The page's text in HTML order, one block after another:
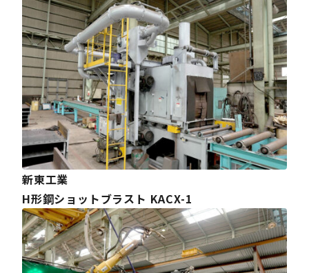
新東工業
H形鋼ショットブラスト KACX-1